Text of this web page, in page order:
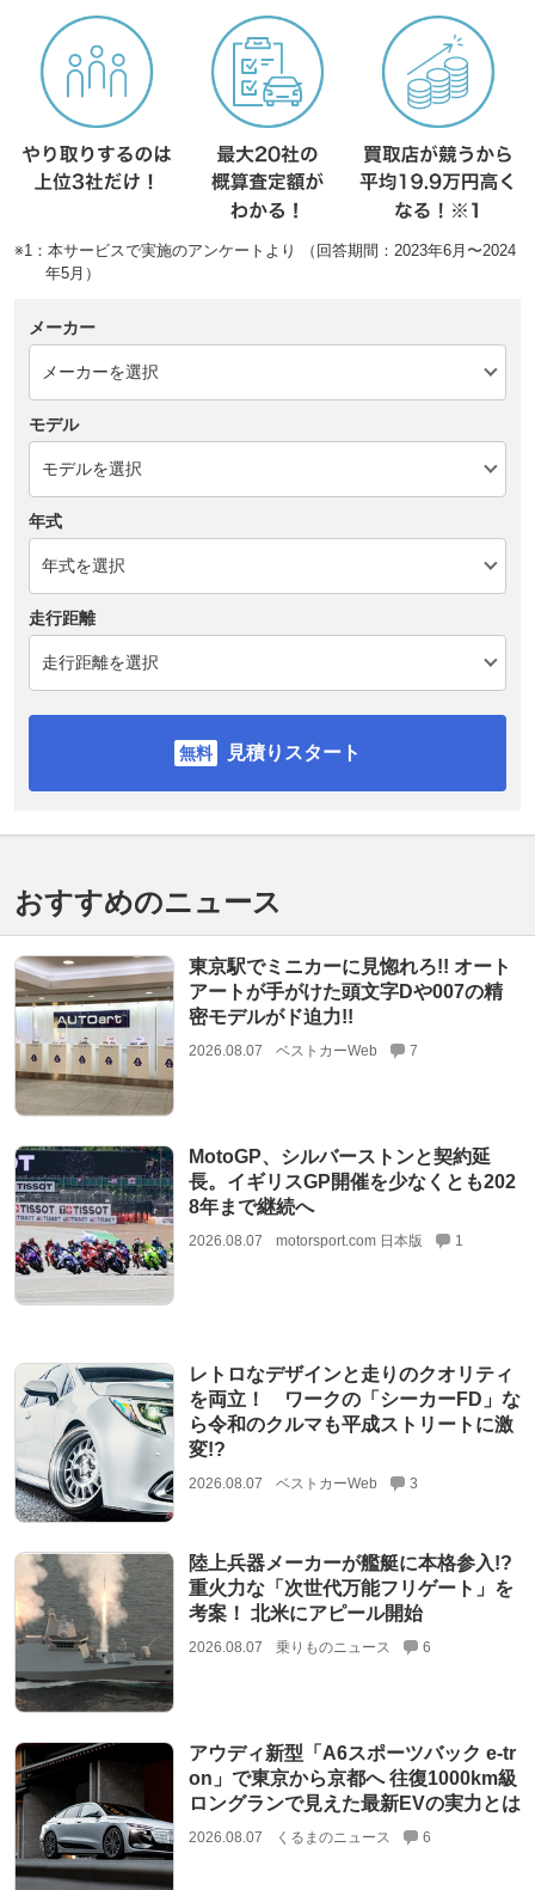
※1：本サービスで実施のアンケートより （回答期間：2023年6月〜2024
年5月）
メーカー
モデル
年式
走行距離
見積りスタート
おすすめのニュース
東京駅でミニカーに見惚れろ!! オート
アートが手がけた頭文字Dや007の精
密モデルがド迫力!!
2026.08.07 ベストカーWeb 7
MotoGP、シルバーストンと契約延
長。イギリスGP開催を少なくとも202
8年まで継続へ
2026.08.07 motorsport.com 日本版 1
レトロなデザインと走りのクオリティ
を両立！ ワークの「シーカーFD」な
ら令和のクルマも平成ストリートに激
変!?
2026.08.07 ベストカーWeb 3
陸上兵器メーカーが艦艇に本格参入!?
重火力な「次世代万能フリゲート」を
考案！ 北米にアピール開始
2026.08.07 乗りものニュース 6
アウディ新型「A6スポーツバック e-tr
on」で東京から京都へ 往復1000km級
ロングランで見えた最新EVの実力とは
2026.08.07 くるまのニュース 6